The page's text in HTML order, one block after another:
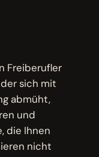
Freiberufler
sich mit
abmüht,
und
die Ihnen
nicht